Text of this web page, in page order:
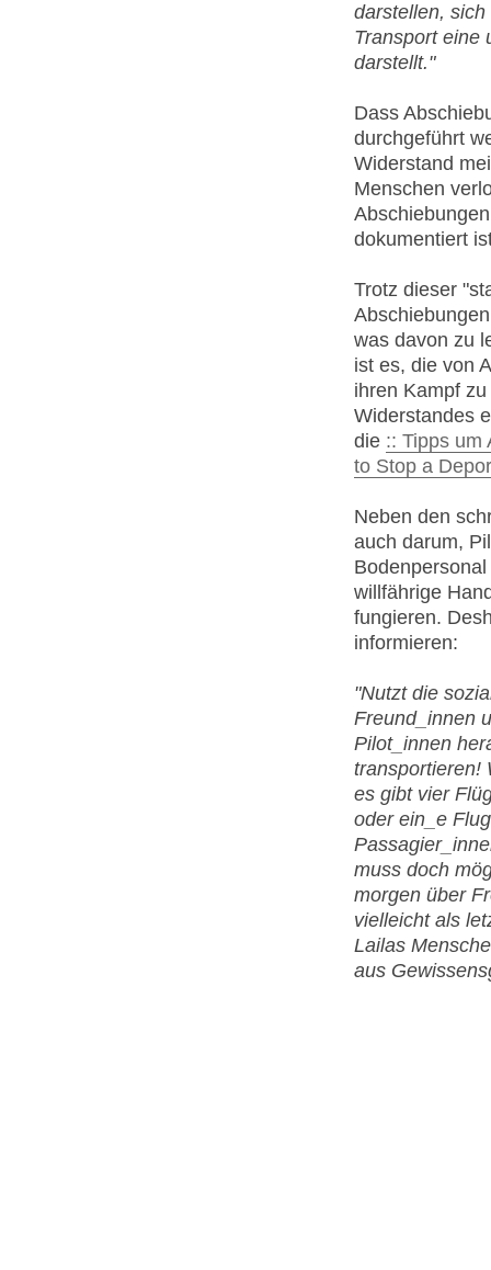
darstellen,
Transport eine
darstellt."
Dass
durchgeführt
Widerstand
Menschen
dokumentiert
Trotz dieser
was davon zu
ist es, die von
ihren Kampf
Widerstandes
die :: Tipps um
to Stop a
Neben den
auch darum,
willfährige
fungieren.
informieren:
"Nutzt die
Freund_innen
Pilot_innen
transportieren!
es gibt vier
oder ein_e
muss doch
morgen über
vielleicht als
Lailas
aus